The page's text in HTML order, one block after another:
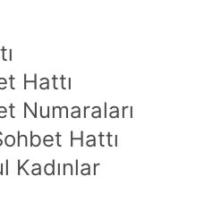
Hattı
Numaraları
Hattı
Kadınlar